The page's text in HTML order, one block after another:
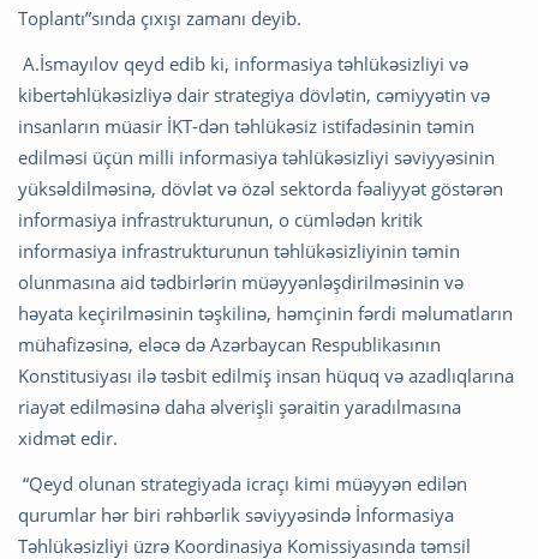
Toplantı”sında çıxışı zamanı deyib.
A.İsmayılov qeyd edib ki, informasiya təhlükəsizliyi və
kibertəhlükəsizliyə dair strategiya dövlətin, cəmiyyətin və
insanların müasir İKT-dən təhlükəsiz istifadəsinin təmin
edilməsi üçün milli informasiya təhlükəsizliyi səviyyəsinin
yüksəldilməsinə, dövlət və özəl sektorda fəaliyyət göstərən
informasiya infrastrukturunun, o cümlədən kritik
informasiya infrastrukturunun təhlükəsizliyinin təmin
olunmasına aid tədbirlərin müəyyənləşdirilməsinin və
həyata keçirilməsinin təşkilinə, həmçinin fərdi məlumatların
mühafizəsinə, eləcə də Azərbaycan Respublikasının
Konstitusiyası ilə təsbit edilmiş insan hüquq və azadlıqlarına
riayət edilməsinə daha əlverişli şəraitin yaradılmasına
xidmət edir.
“Qeyd olunan strategiyada icraçı kimi müəyyən edilən
qurumlar hər biri rəhbərlik səviyyəsində İnformasiya
Təhlükəsizliyi üzrə Koordinasiya Komissiyasında təmsil